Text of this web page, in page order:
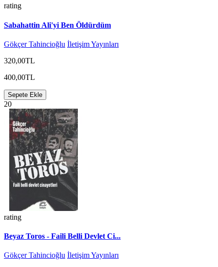
rating
Sabahattin Ali'yi Ben Öldürdüm
Gökçer Tahincioğlu İletişim Yayınları
320,00TL
400,00TL
Sepete Ekle
20
rating
Beyaz Toros - Faili Belli Devlet Ci...
Gökçer Tahincioğlu İletişim Yayınları